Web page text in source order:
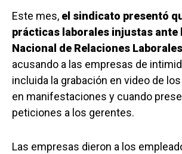
Este mes, el sindicato presentó
prácticas laborales injustas ante
Nacional de Relaciones
acusando a las empresas de
incluida la grabación en video de
en manifestaciones y cuando
peticiones a los gerentes.
Las empresas dieron a los